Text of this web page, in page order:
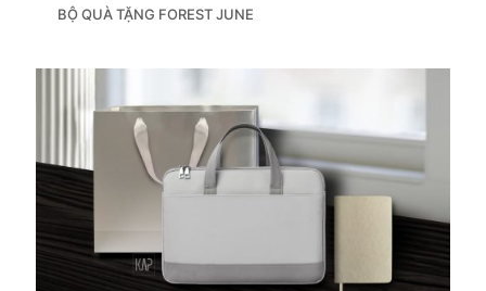
BỘ QUÀ TẶNG FOREST JUNE